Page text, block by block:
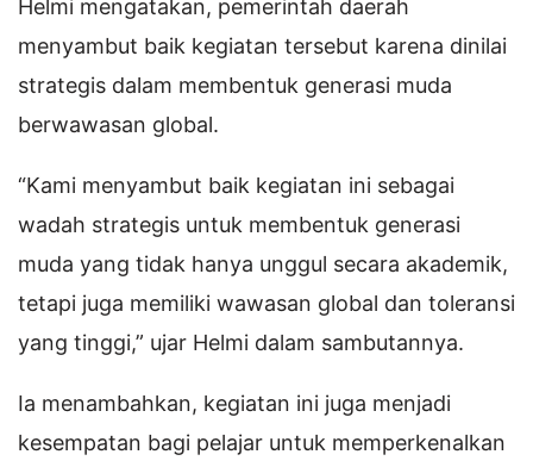
Helmi mengatakan, pemerintah daerah
menyambut baik kegiatan tersebut karena dinilai
strategis dalam membentuk generasi muda
berwawasan global.
“Kami menyambut baik kegiatan ini sebagai
wadah strategis untuk membentuk generasi
muda yang tidak hanya unggul secara akademik,
tetapi juga memiliki wawasan global dan toleransi
yang tinggi,” ujar Helmi dalam sambutannya.
Ia menambahkan, kegiatan ini juga menjadi
kesempatan bagi pelajar untuk memperkenalkan